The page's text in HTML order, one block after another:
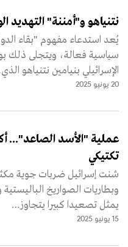
نتنياهو و"أمننة" التهديد
يُعد استدعاء مفهوم "بقاء
سياسية فعالة، ويتجلى ذلك
الإسرائيلي بنيامين نتنياهو
20 يونيو 2025
عملية "الأسد الصاعد"...
تكتيكي
شنت إسرائيل ضربات جوية
وبطاريات الصواريخ
يمثل تصعيدا كبيرا يتجاوز…
15 يونيو 2025